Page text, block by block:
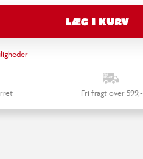
LÆG I KURV
Fri fragt over 599,-